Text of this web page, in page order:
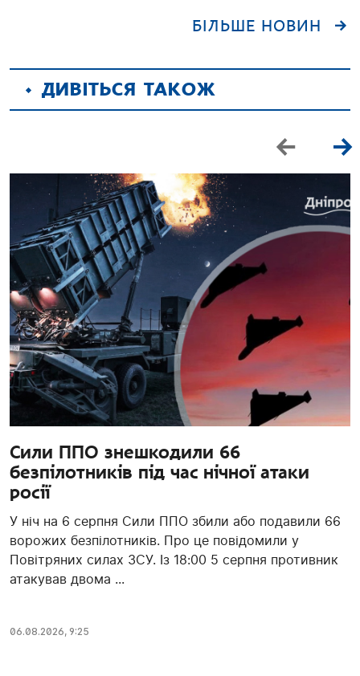
БІЛЬШЕ НОВИН
ДИВІТЬСЯ ТАКОЖ
Сили ППО знешкодили 66
безпілотників під час нічної атаки
росії
У ніч на 6 серпня Сили ППО збили або подавили 66
ворожих безпілотників. Про це повідомили у
Повітряних силах ЗСУ. Із 18:00 5 серпня противник
атакував двома ...
06.08.2026, 9:25